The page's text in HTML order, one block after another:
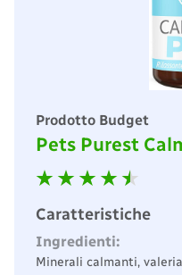
Prodotto Budget
Pets Purest
Caratteristiche
Ingredienti:
Minerali calmanti,